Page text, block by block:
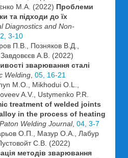
М.А. (2022) Проблеми
та підходи до їх
Diagnostics and Non-
3-10
П.В., Позняков В.Д.,
А.В. (2022)
зварювання сталі
Welding 05, 16-21
M.O., Mikhodui O.L.,
A.V., Ustymenko P.R.
treatment of welded joints
in the process of heating
Welding Journal, 04, 3-7
О.П., Мазур О.А., Лабур
С.В. (2022)
методів зварювання